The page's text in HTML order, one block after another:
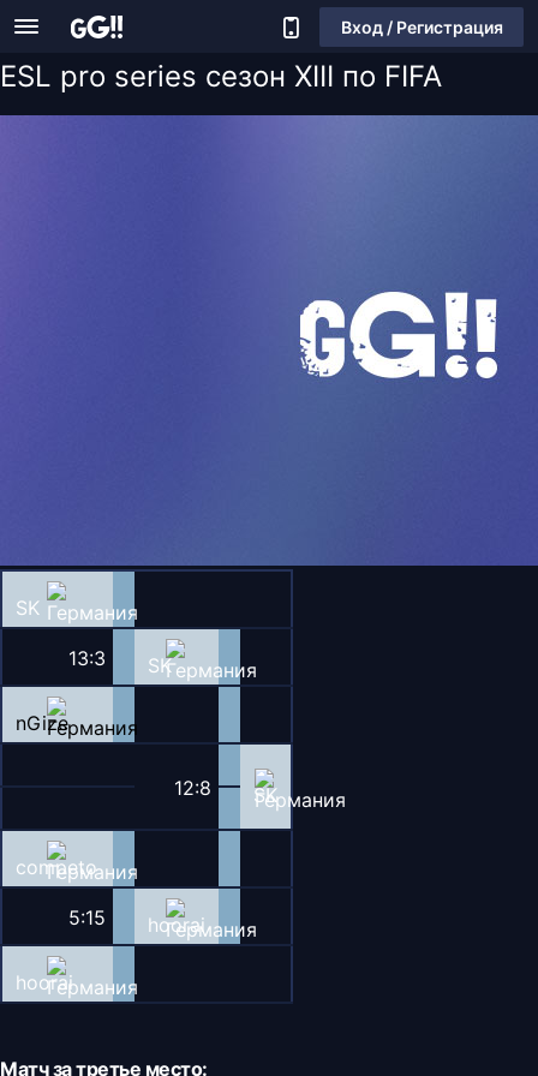
Вход / Регистрация
ESL pro series сезон XIII по FIFA
SK
13:3 SK
nGize
12:8 SK
competo
5:15 hoorai
hoorai
Матч за третье место: